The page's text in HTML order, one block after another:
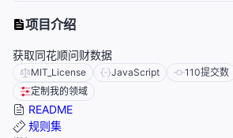
项目介绍
获取同花顺问财数据
MIT_License JavaScript 110提交数
定制我的领域
README
规则集